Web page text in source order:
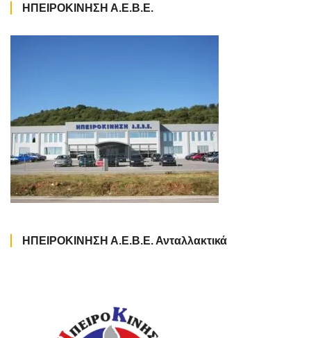
ΗΠΕΙΡΟΚΙΝΗΣΗ Α.Ε.Β.Ε.
ΗΠΕΙΡΟΚΙΝΗΣΗ Α.Ε.Β.Ε. Ανταλλακτικά